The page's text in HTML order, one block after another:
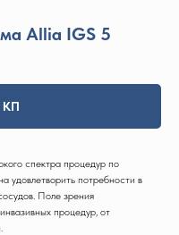
Allia IGS 5
КП
спектра процедур по
удовлетворить потребности в
Поле зрения
процедур, от